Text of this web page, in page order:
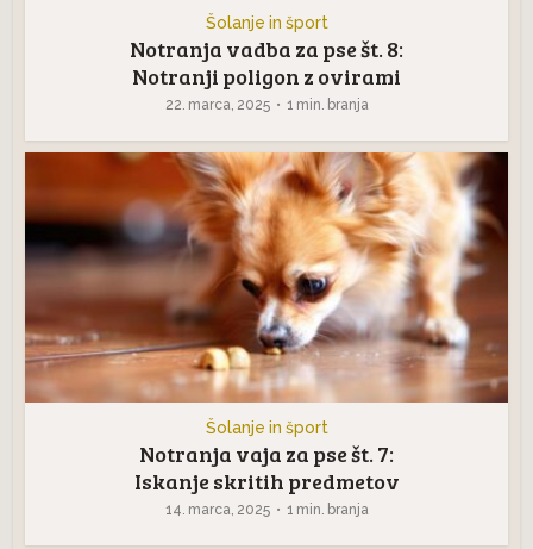
Šolanje in šport
Notranja vadba za pse št. 8:
Notranji poligon z ovirami
22. marca, 2025 1 min. branja
Šolanje in šport
Notranja vaja za pse št. 7:
Iskanje skritih predmetov
14. marca, 2025 1 min. branja